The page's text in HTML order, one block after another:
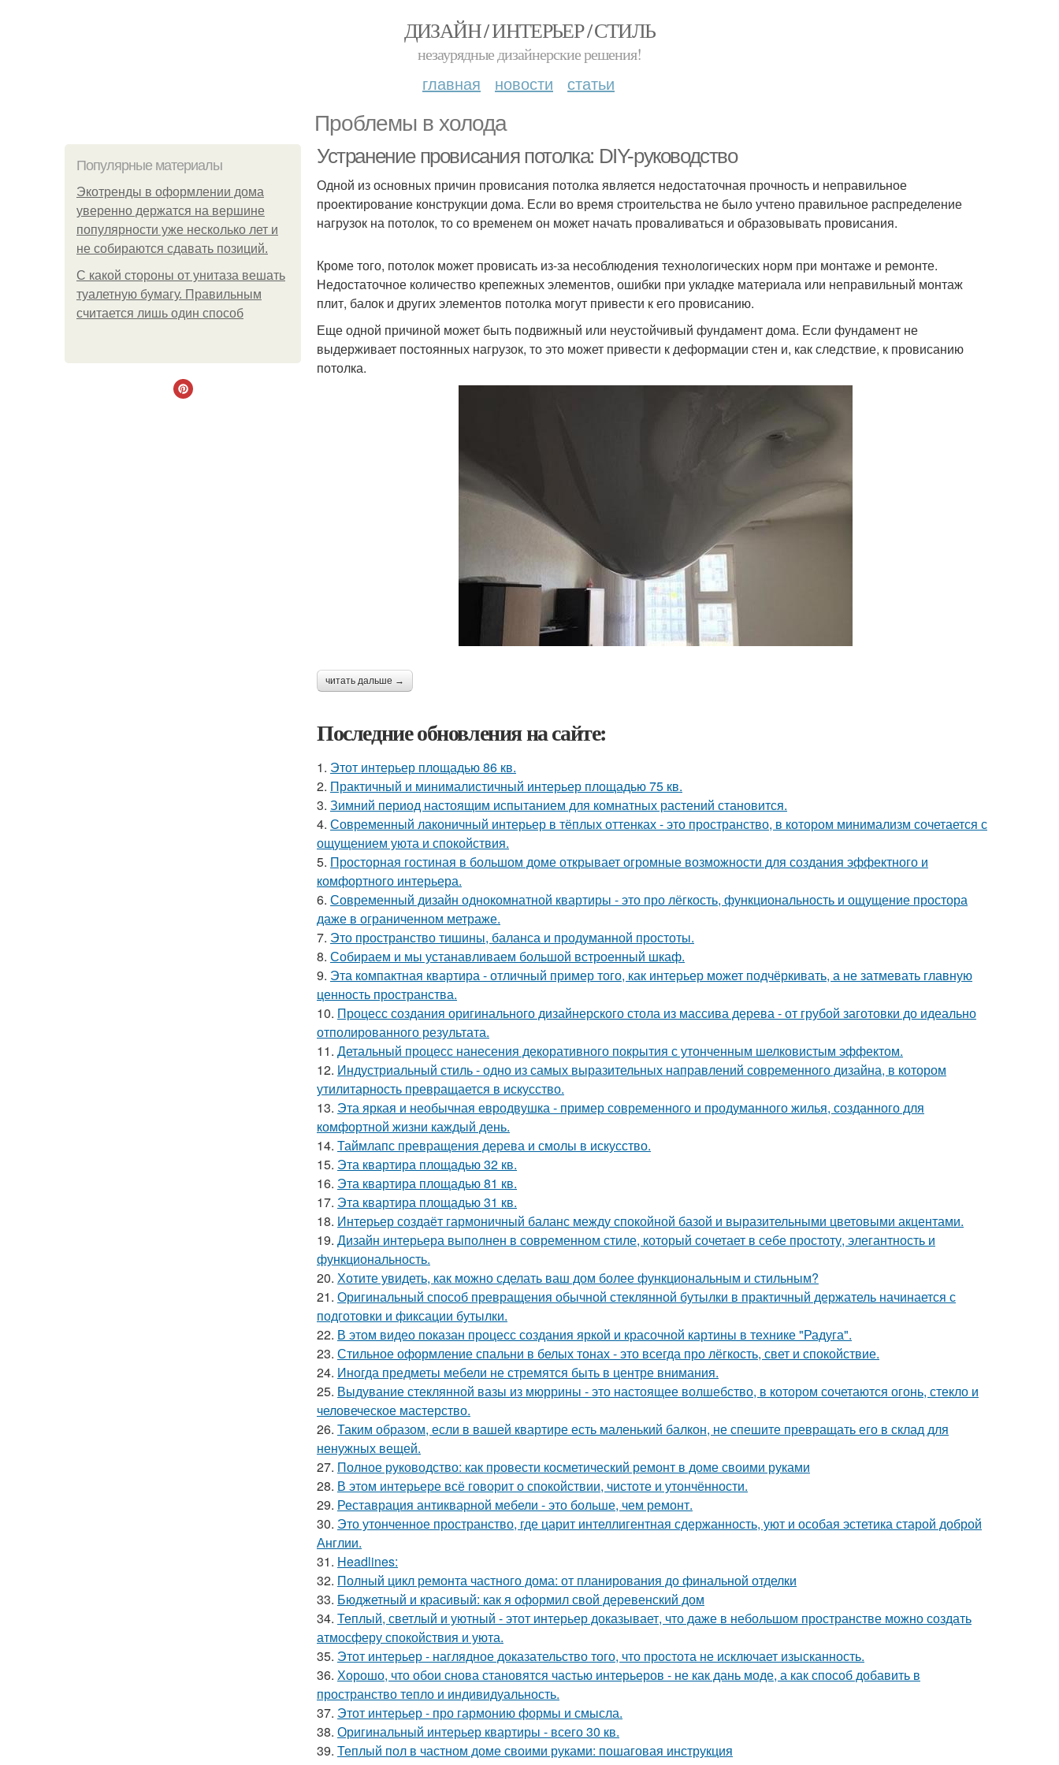
ДИЗАЙН / ИНТЕРЬЕР / СТИЛЬ
незаурядные дизайнерские решения!
главная новости статьи
Проблемы в холода
Популярные материалы
Экотренды в оформлении дома
уверенно держатся на вершине
популярности уже несколько лет и
не собираются сдавать позиций.
С какой стороны от унитаза вешать
туалетную бумагу. Правильным
считается лишь один способ
Устранение провисания потолка: DIY-руководство
Одной из основных причин провисания потолка является недостаточная прочность и неправильное
проектирование конструкции дома. Если во время строительства не было учтено правильное распределение
нагрузок на потолок, то со временем он может начать проваливаться и образовывать провисания.
Кроме того, потолок может провисать из-за несоблюдения технологических норм при монтаже и ремонте.
Недостаточное количество крепежных элементов, ошибки при укладке материала или неправильный монтаж
плит, балок и других элементов потолка могут привести к его провисанию.
Еще одной причиной может быть подвижный или неустойчивый фундамент дома. Если фундамент не
выдерживает постоянных нагрузок, то это может привести к деформации стен и, как следствие, к провисанию
потолка.
читать дальше →
Последние обновления на сайте:
1. Этот интерьер площадью 86 кв.
2. Практичный и минималистичный интерьер площадью 75 кв.
3. Зимний период настоящим испытанием для комнатных растений становится.
4. Современный лаконичный интерьер в тёплых оттенках - это пространство, в котором минимализм сочетается с
ощущением уюта и спокойствия.
5. Просторная гостиная в большом доме открывает огромные возможности для создания эффектного и
комфортного интерьера.
6. Современный дизайн однокомнатной квартиры - это про лёгкость, функциональность и ощущение простора
даже в ограниченном метраже.
7. Это пространство тишины, баланса и продуманной простоты.
8. Собираем и мы устанавливаем большой встроенный шкаф.
9. Эта компактная квартира - отличный пример того, как интерьер может подчёркивать, а не затмевать главную
ценность пространства.
10. Процесс создания оригинального дизайнерского стола из массива дерева - от грубой заготовки до идеально
отполированного результата.
11. Детальный процесс нанесения декоративного покрытия с утонченным шелковистым эффектом.
12. Индустриальный стиль - одно из самых выразительных направлений современного дизайна, в котором
утилитарность превращается в искусство.
13. Эта яркая и необычная евродвушка - пример современного и продуманного жилья, созданного для
комфортной жизни каждый день.
14. Таймлапс превращения дерева и смолы в искусство.
15. Эта квартира площадью 32 кв.
16. Эта квартира площадью 81 кв.
17. Эта квартира площадью 31 кв.
18. Интерьер создаёт гармоничный баланс между спокойной базой и выразительными цветовыми акцентами.
19. Дизайн интерьера выполнен в современном стиле, который сочетает в себе простоту, элегантность и
функциональность.
20. Хотите увидеть, как можно сделать ваш дом более функциональным и стильным?
21. Оригинальный способ превращения обычной стеклянной бутылки в практичный держатель начинается с
подготовки и фиксации бутылки.
22. В этом видео показан процесс создания яркой и красочной картины в технике "Радуга".
23. Стильное оформление спальни в белых тонах - это всегда про лёгкость, свет и спокойствие.
24. Иногда предметы мебели не стремятся быть в центре внимания.
25. Выдувание стеклянной вазы из мюррины - это настоящее волшебство, в котором сочетаются огонь, стекло и
человеческое мастерство.
26. Таким образом, если в вашей квартире есть маленький балкон, не спешите превращать его в склад для
ненужных вещей.
27. Полное руководство: как провести косметический ремонт в доме своими руками
28. В этом интерьере всё говорит о спокойствии, чистоте и утончённости.
29. Реставрация антикварной мебели - это больше, чем ремонт.
30. Это утонченное пространство, где царит интеллигентная сдержанность, уют и особая эстетика старой доброй
Англии.
31. Headlines:
32. Полный цикл ремонта частного дома: от планирования до финальной отделки
33. Бюджетный и красивый: как я оформил свой деревенский дом
34. Теплый, светлый и уютный - этот интерьер доказывает, что даже в небольшом пространстве можно создать
атмосферу спокойствия и уюта.
35. Этот интерьер - наглядное доказательство того, что простота не исключает изысканность.
36. Хорошо, что обои снова становятся частью интерьеров - не как дань моде, а как способ добавить в
пространство тепло и индивидуальность.
37. Этот интерьер - про гармонию формы и смысла.
38. Оригинальный интерьер квартиры - всего 30 кв.
39. Теплый пол в частном доме своими руками: пошаговая инструкция